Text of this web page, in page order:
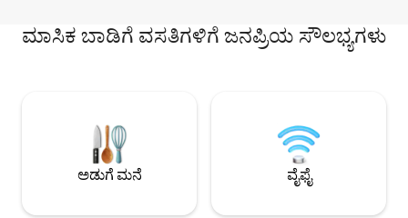
ಮಾಸಿಕ ಬಾಡಿಗೆ ವಸತಿಗಳಿಗೆ ಜನಪ್ರಿಯ ಸೌಲಭ್ಯಗಳು
ಅಡುಗೆ ಮನೆ ವೈಫೈ